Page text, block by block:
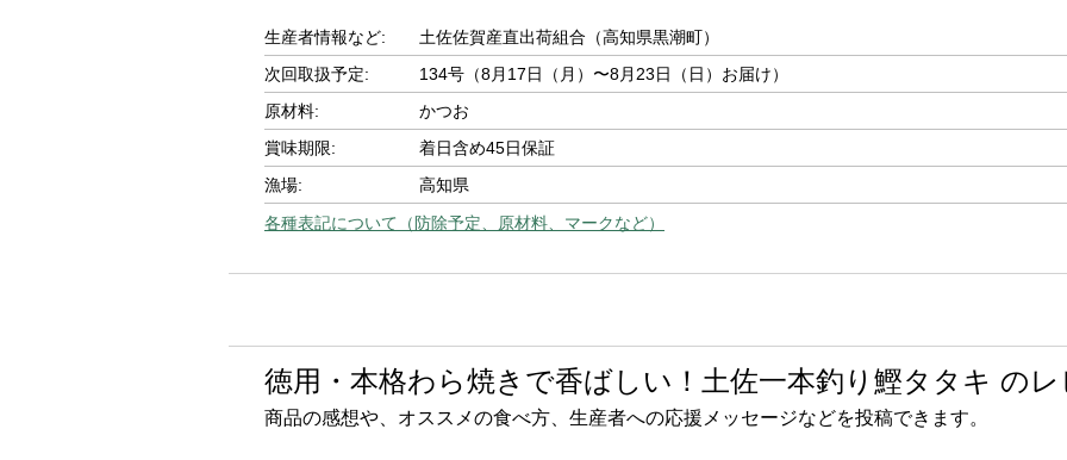
生産者情報など:
土佐佐賀産直出荷組合（高知県黒潮町）
次回取扱予定:
134号（8月17日（月）〜8月23日（日）お届け）
原材料:
かつお
賞味期限:
着日含め45日保証
漁場:
高知県
各種表記について（防除予定、原材料、マークなど）
徳用・本格わら焼きで香ばしい！土佐一本釣り鰹タタキ の
商品の感想や、オススメの食べ方、生産者への応援メッセージなどを投稿できます。